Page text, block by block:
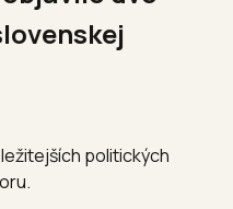
politických